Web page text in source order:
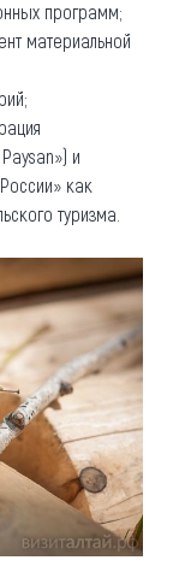
программ;
материальной
и
как
туризма.